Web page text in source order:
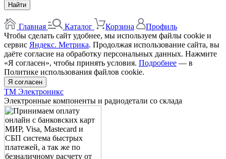
Найти
Главная Каталог Корзина
Профиль
Чтобы сделать сайт удобнее, мы используем файлы cookie и
сервис Яндекс. Метрика. Продолжая использование сайта, вы
даёте согласие на обработку персональных данных. Нажмите
«Я согласен», чтобы принять условия. Подробнее — в
Политике использования файлов cookie.
Я согласен
ТМ Электроникс
Электронные компоненты и радиодетали со склада